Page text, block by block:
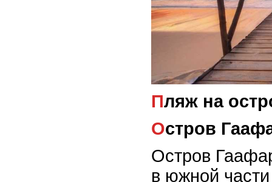
Пляж на
Остров
Остров
в южной